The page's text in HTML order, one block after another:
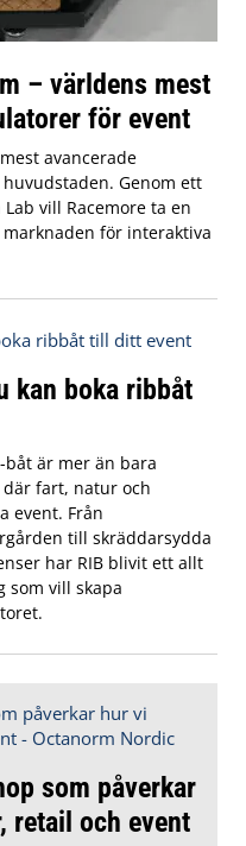
– världens mest
för event
avancerade
Genom ett
vill Racemore ta en
för interaktiva
kan boka ribbåt
båt är mer än bara
fart, natur och
event. Från
till skräddarsydda
har RIB blivit ett allt
som vill skapa
som påverkar
retail och event